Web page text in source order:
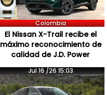
Colombia
El Nissan X-Trail recibe el
máximo reconocimiento de
calidad de J.D. Power
Jul 16 /26 15:03